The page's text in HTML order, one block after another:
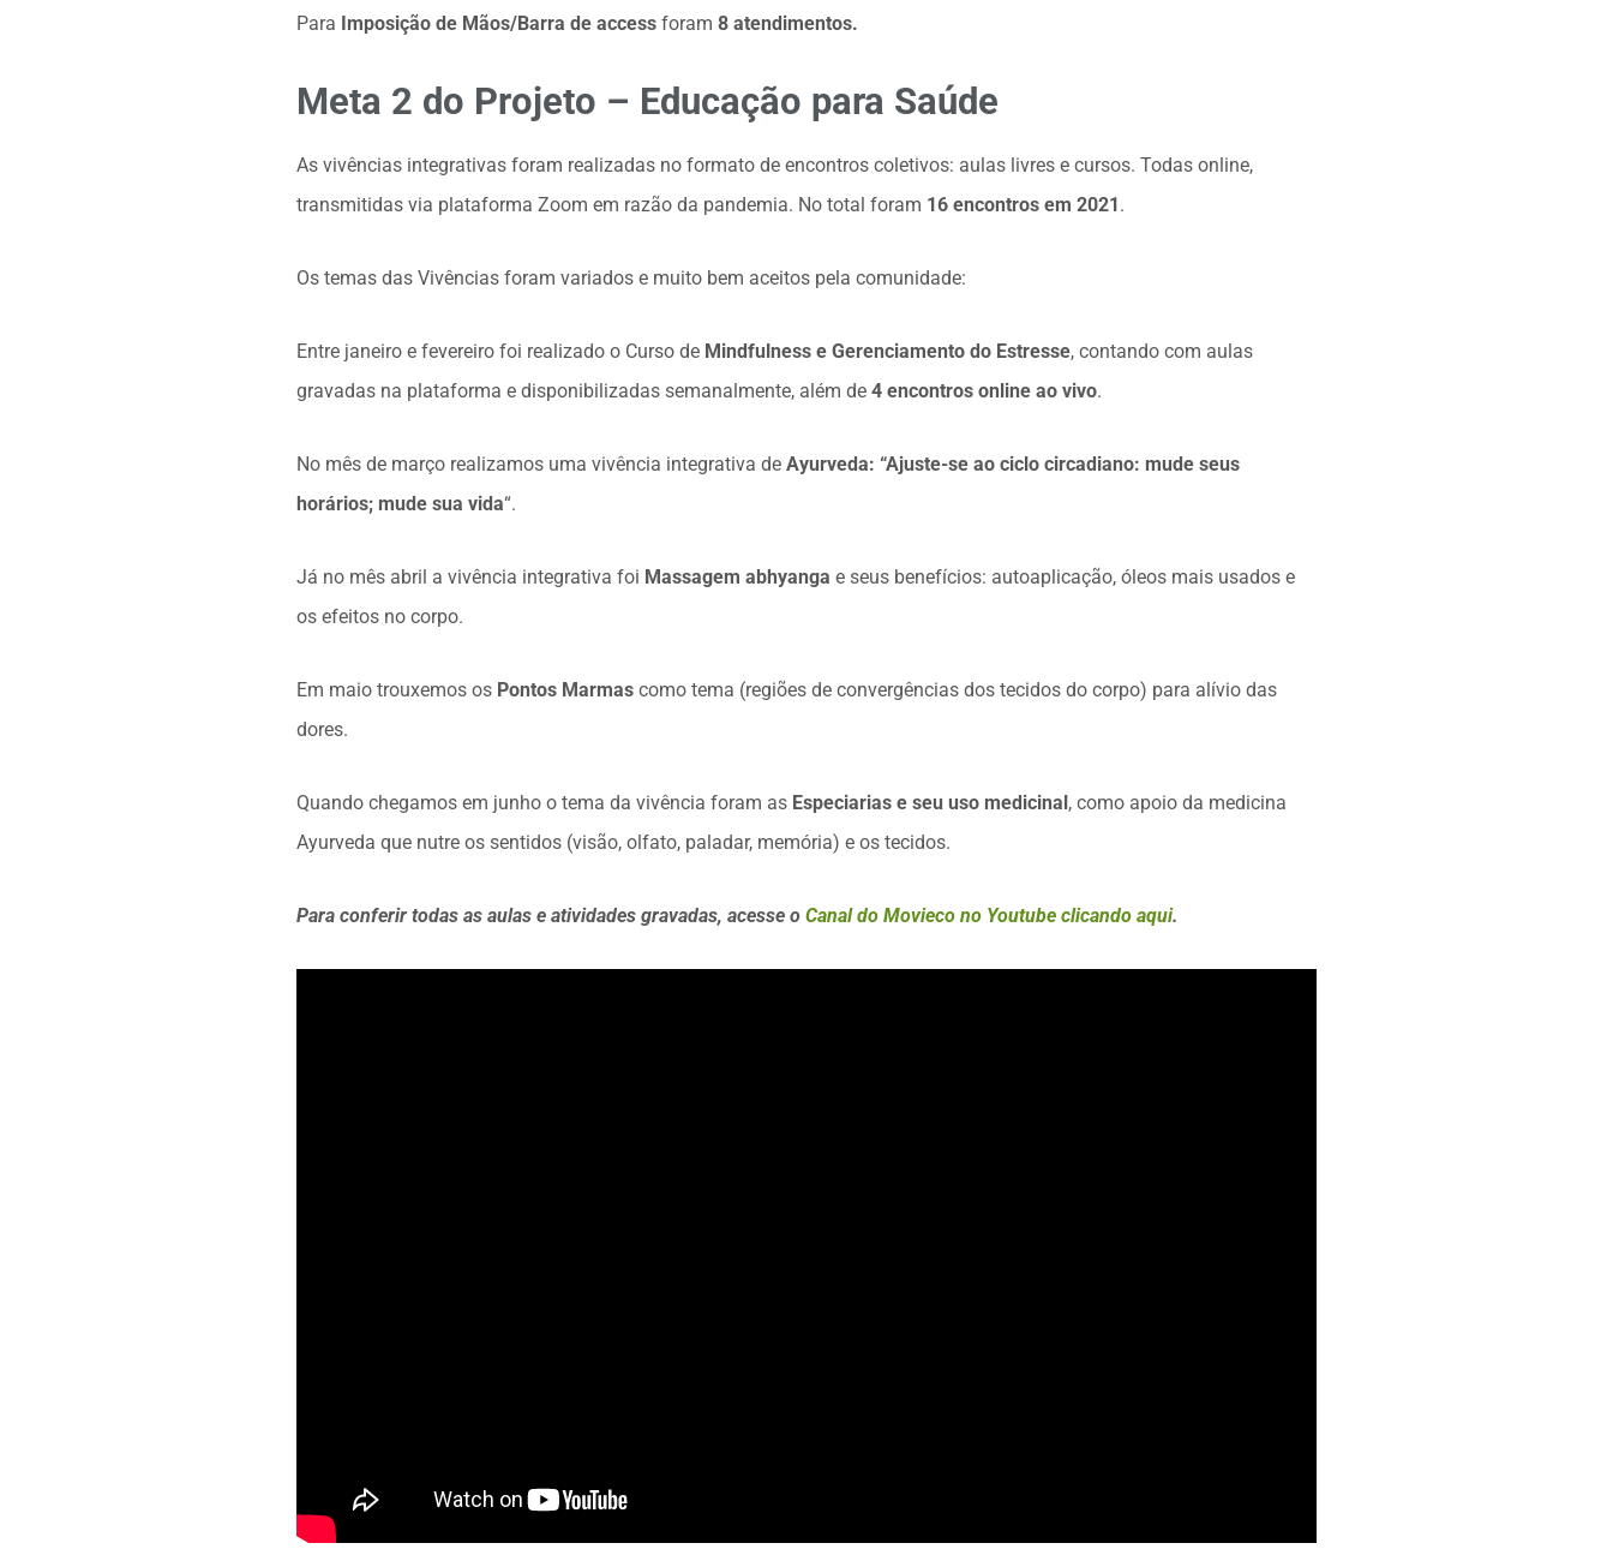
Para Imposição de Mãos/Barra de access foram 8 atendimentos.
Meta 2 do Projeto – Educação para Saúde
As vivências integrativas foram realizadas no formato de encontros coletivos: aulas livres e cursos. Todas online,
transmitidas via plataforma Zoom em razão da pandemia. No total foram 16 encontros em 2021 .
Os temas das Vivências foram variados e muito bem aceitos pela comunidade:
Entre janeiro e fevereiro foi realizado o Curso de Mindfulness e Gerenciamento do Estresse, contando com aulas
gravadas na plataforma e disponibilizadas semanalmente, além de 4 encontros online ao vivo.
No mês de março realizamos uma vivência integrativa de Ayurveda: “Ajuste-se ao ciclo circadiano: mude seus
horários; mude sua vida“.
Já no mês abril a vivência integrativa foi Massagem abhyanga e seus benefícios: autoaplicação, óleos mais usados e
os efeitos no corpo.
Em maio trouxemos os Pontos Marmas como tema (regiões de convergências dos tecidos do corpo) para alívio das
dores.
Quando chegamos em junho o tema da vivência foram as Especiarias e seu uso medicinal , como apoio da medicina
Ayurveda que nutre os sentidos (visão, olfato, paladar, memória) e os tecidos.
Para conferir todas as aulas e atividades gravadas, acesse o Canal do Movieco no Youtube clicando aqui.